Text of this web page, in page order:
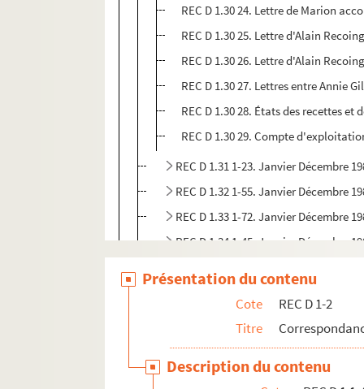
REC D 1.30 24. Lettre de Marion
REC D 1.30 25. Lettre d'Alain
REC D 1.30 26. Lettre d'Alain
REC D 1.30 27. Lettres entre Annie
REC D 1.30 28. États des recettes
REC D 1.30 29. Compte
REC D 1.31 1-23. Janvier Décembre
REC D 1.32 1-55. Janvier Décembre
REC D 1.33 1-72. Janvier Décembre
REC D 1.34 1-45. Janvier Décembre
REC D 1.39 1-13. Janvier Septembre
Présentation du contenu
Cote
REC D 1-2
Titre
Description du contenu